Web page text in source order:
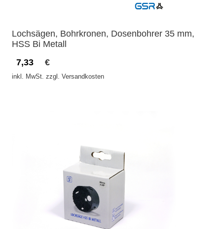
Lochsägen, Bohrkronen, Dosenbohrer 35 mm,
HSS Bi Metall
7,33
€
inkl. MwSt. zzgl. Versandkosten